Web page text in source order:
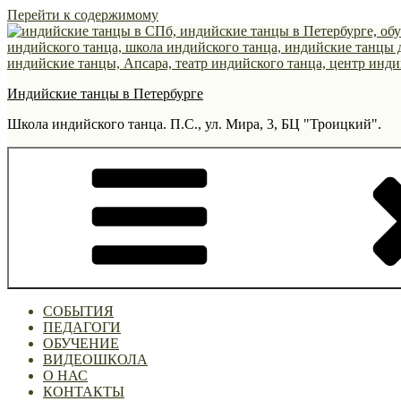
Перейти к содержимому
Индийские танцы в Петербурге
Школа индийского танца. П.С., ул. Мира, 3, БЦ "Троицкий".
СОБЫТИЯ
ПЕДАГОГИ
ОБУЧЕНИЕ
ВИДЕОШКОЛА
О НАС
КОНТАКТЫ